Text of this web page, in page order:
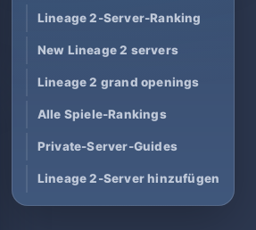
Lineage 2-Server-Ranking
New Lineage 2 servers
Lineage 2 grand openings
Alle Spiele-Rankings
Private-Server-Guides
Lineage 2-Server hinzufügen